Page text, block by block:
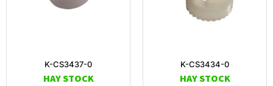
K-CS3437-0
HAY STOCK
K-CS3434-0
HAY STOCK